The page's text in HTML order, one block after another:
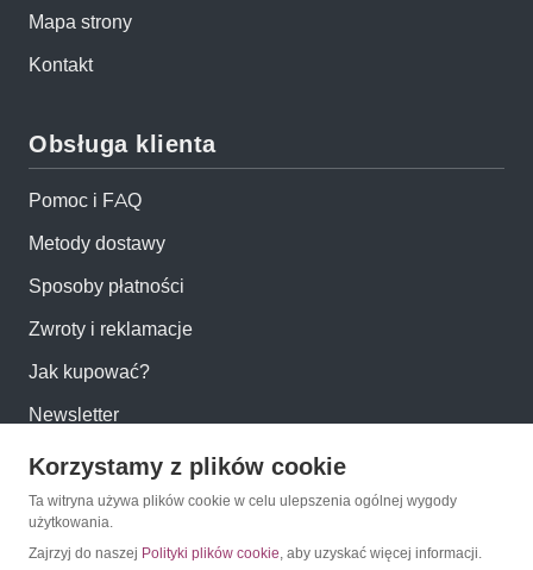
Mapa strony
Kontakt
Obsługa klienta
Pomoc i FAQ
Metody dostawy
Sposoby płatności
Zwroty i reklamacje
Jak kupować?
Newsletter
Konto
Moje konto
Korzystamy z plików cookie
Ta witryna używa plików cookie w celu ulepszenia ogólnej wygody
użytkowania.
Zajrzyj do naszej Polityki plików cookie, aby uzyskać więcej informacji.